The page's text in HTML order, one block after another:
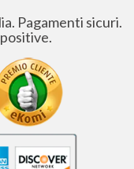
Pagamenti sicuri.